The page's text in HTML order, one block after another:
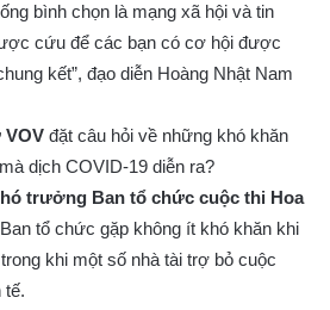
bình chọn là mạng xã hội và tin
cứu để các bạn có cơ hội được
kết”, đạo diễn Hoàng Nhật Nam
VOV đặt câu hỏi về những khó khăn
dịch COVID-19 diễn ra?
trưởng Ban tổ chức cuộc thi Hoa
tổ chức gặp không ít khó khăn khi
khi một số nhà tài trợ bỏ cuộc
tế.